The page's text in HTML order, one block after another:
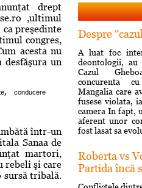
drept
,ultimul
preşedinte
congres,
acesta nu
un
, conducere
într-un
Sanaa de
martori,
rebeli şi care
sursă tribală.
Despre
A luat foc
deontologii, au
Cazul
concurenta
Mangalia care
fusese violata,
camera In fapt,
aferent unor
fost lasat sa
Roberta vs
Partida încă